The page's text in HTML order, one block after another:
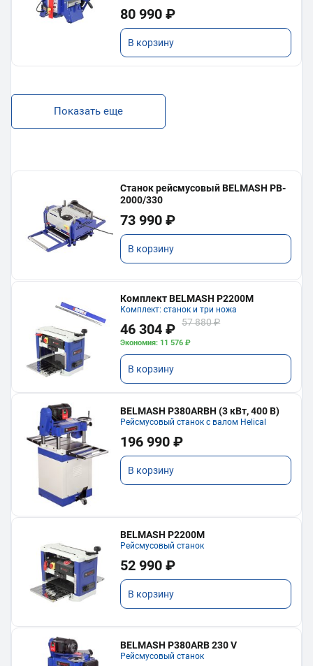
80 990 ₽
В корзину
Показать еще
Станок рейсмусовый BELMASH PB-
2000/330
73 990 ₽
В корзину
Комплект BELMASH P2200M
Комплект: станок и три ножа
46 304 ₽ 57 880 ₽
Экономия: 11 576 ₽
В корзину
BELMASH P380ARBH (3 кВт, 400 В)
Рейсмусовый станок с валом Helical
196 990 ₽
В корзину
BELMASH P2200M
Рейсмусовый станок
52 990 ₽
В корзину
BELMASH P380ARB 230 V
Рейсмусовый станок